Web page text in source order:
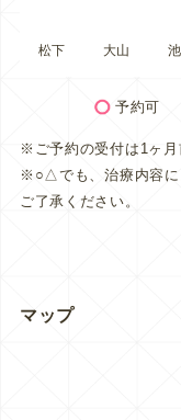
松下 大山
予約可
※ご予約の受付は1ヶ月
※○△でも、治療内容に
ご了承ください。
マップ